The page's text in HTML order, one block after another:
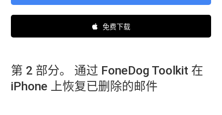
免费下载
第 2 部分。 通过 FoneDog Toolkit 在
iPhone 上恢复已删除的邮件